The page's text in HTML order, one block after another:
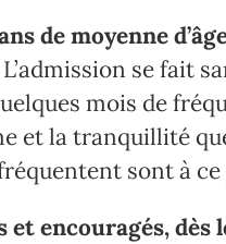
de moyenne
L’admission se fait
mois de
et la tranquillité
sont à
et encouragés,